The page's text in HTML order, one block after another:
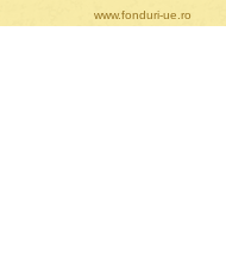
www.fonduri-ue.ro